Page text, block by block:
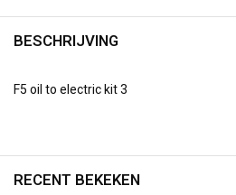
BESCHRIJVING
F5 oil to electric kit 3
RECENT BEKEKEN